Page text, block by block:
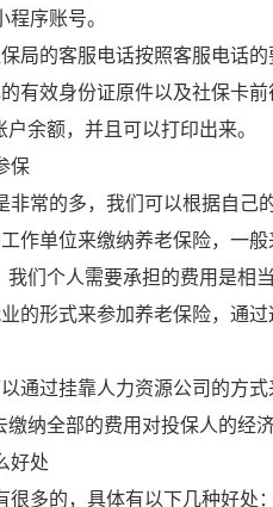
序账号。
局的客服电话按照客服电话
有效身份证原件以及社保卡
余额，并且可以打印出来。
保
非常的多，我们可以根据自己
作单位来缴纳养老保险，一
我们个人需要承担的费用是相
的形式来参加养老保险，通
通过挂靠人力资源公司的方
缴纳全部的费用对投保人的经
好处
很多的，具体有以下几种好处